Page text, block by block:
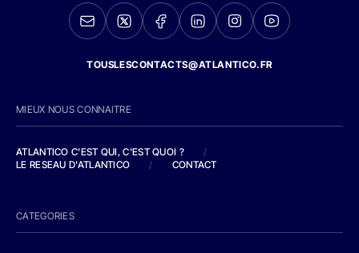
TOUSLESCONTACTS@ATLANTICO.FR
MIEUX NOUS CONNAITRE
ATLANTICO C'EST QUI, C'EST QUOI ?
/
LE RESEAU D'ATLANTICO
/ CONTACT
CATEGORIES